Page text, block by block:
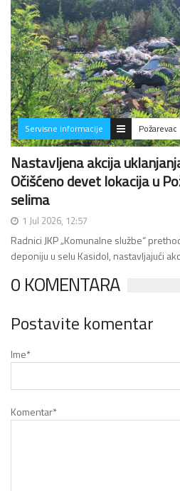
Servisne informacije Požarevac
Nastavljena akcija
Očišćeno devet lokacija u
selima
1 Jul 2026, 12:57
Radnici JKP „Komunalne službe“
deponiju u selu Kasidol, nastavljajući
0 KOMENTARA
Postavite komentar
Ime*
Komentar*